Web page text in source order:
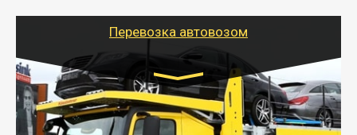
Перевозка автовозом
Цена за км. Рассчитывается
индивидуально